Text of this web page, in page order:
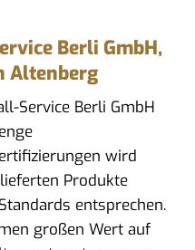
Berli GmbH,
Altenberg
Service Berli GmbH
wird
Produkte
entsprechen.
großen Wert auf